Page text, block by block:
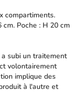
compartiments.
Poche : H 20 cm
subi un traitement
volontairement
implique des
à l'autre et